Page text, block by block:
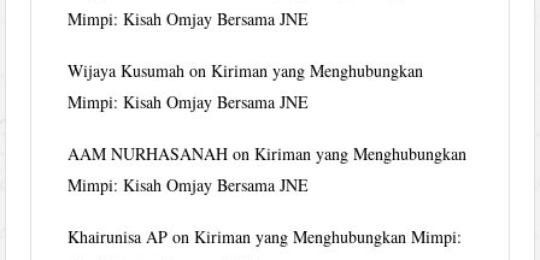
Mimpi: Kisah Omjay Bersama JNE
Wijaya Kusumah onKiriman yang Menghubungkan
Mimpi: Kisah Omjay Bersama JNE
AAM NURHASANAH onKiriman yang Menghubungkan
Mimpi: Kisah Omjay Bersama JNE
Khairunisa AP onKiriman yang Menghubungkan Mimpi: